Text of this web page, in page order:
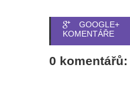
GOOGLE+
KOMENTÁŘE
0 komentářů: